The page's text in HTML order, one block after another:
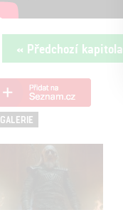
« Předchozí kapitola
GALERIE